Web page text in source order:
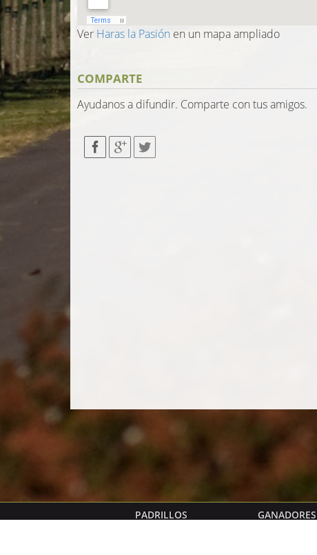
Ver Haras la Pasión en un mapa ampliado
COMPARTE
Ayudanos a difundir. Comparte con tus amigos.
PADRILLOS GANADORES